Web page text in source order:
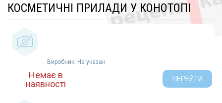
КОСМЕТИЧНІ ПРИЛАДИ У КОНОТОПІ
Виробник: Не указан
Немає в
наявності
ПЕРЕЙТИ